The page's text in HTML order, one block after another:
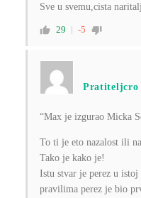
Sve u svemu,cista
29 -5
Pratiteljcro
“Max je izgurao Micka
To ti je eto nazalost ili
Tako je kako je!
Istu stvar je perez u
pravilima perez je bio